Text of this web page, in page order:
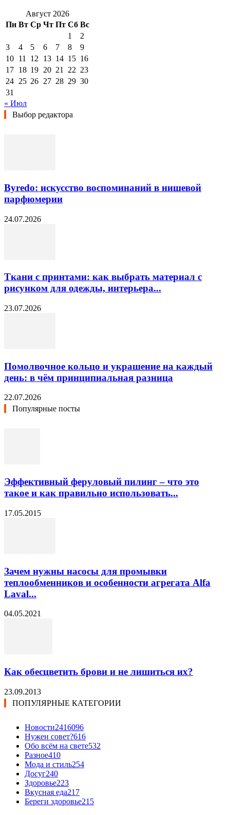
Август 2026
Пн Вт Ср Чт Пт Сб Вс
1
2
3
4 5 6 7 8
9
10 11 12 13 14 15 16
17 18 19 20 21 22 23
24 25 26 27 28 29 30
31
« Июл
Выбор редактора
Byredo: искусство воспоминаний в нишевой
парфюмерии
24.07.2026
Ткани с принтами: как выбрать материал с
рисунком для одежды, интерьера...
23.07.2026
Помолвочное кольцо и украшение на каждый
день: в чём принципиальная разница
22.07.2026
Популярные посты
Эффективный феруловый пилинг – что это
такое и как правильно использовать...
17.05.2015
Зачем нужны насосы для промывки
теплообменников и особенности агрегата Alfa
Laval...
04.05.2021
Как обесцветить брови и не лишиться их?
23.09.2013
ПОПУЛЯРНЫЕ КАТЕГОРИИ
Новости2416096
Нужен совет?616
Обо всём на свете532
Разное410
Мода и стиль254
Досуг240
Здоровье223
Вкусная еда217
Береги здоровье215